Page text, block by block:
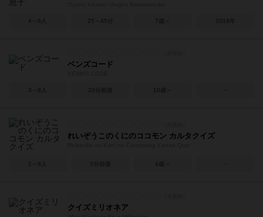
4～6人 25～45分 7歳～ 2018年
ベンズコード
3～8人 20分前後 10歳～
れいぞうこのくにのココモン カルタクイズ
2～6人 5分前後 4歳～
クイズミリオネア